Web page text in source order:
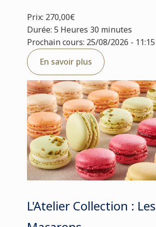
Prix: 270,00€
Durée: 5 Heures 30 minutes
Prochain cours: 25/08/2026 - 11:15
En savoir plus
L'Atelier Collection : Les